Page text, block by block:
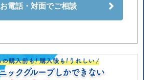
お電話・対面でご相談